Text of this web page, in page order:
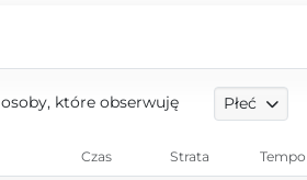
osoby, które obserwuję Płeć
Czas Strata Tempo